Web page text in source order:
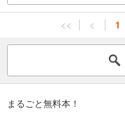
<< < 1
まるごと無料本！